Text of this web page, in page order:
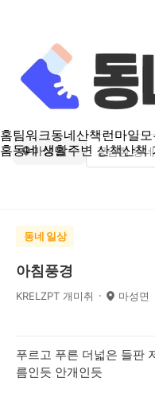
홈팀워크동네산책런마일
홈동네 생활주변 산책산책
마성면
동네 일상
아침풍경
KRELZPT 개미취 마성면
푸르고 푸른 더넓은 들판
름인듯 안개인듯